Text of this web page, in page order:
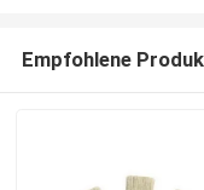
Empfohlene